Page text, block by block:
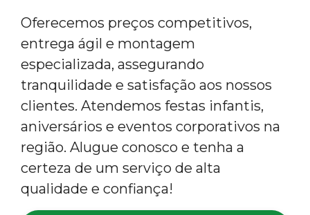
Oferecemos preços competitivos,
entrega ágil e montagem
especializada, assegurando
tranquilidade e satisfação aos nossos
clientes. Atendemos festas infantis,
aniversários e eventos corporativos na
região. Alugue conosco e tenha a
certeza de um serviço de alta
qualidade e confiança!